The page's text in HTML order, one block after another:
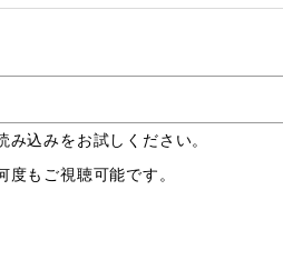
込みをお試しください。
もご視聴可能です。